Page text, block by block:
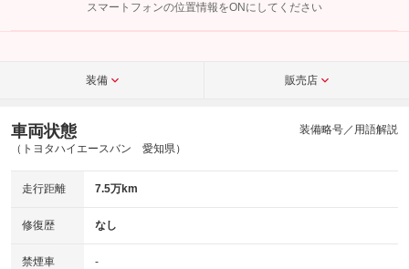
こちら
スマートフォンの位置情報をONにしてください
装備 販売店
車両状態
（トヨタハイエースバン 愛知県）
装備略号／用語解説
走行距離 7.5万km
修復歴 なし
禁煙車 -